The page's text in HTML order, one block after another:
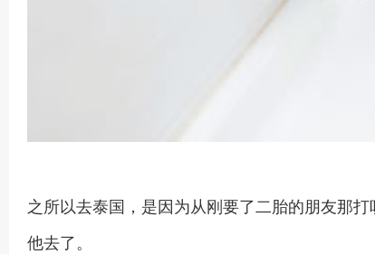
之所以去泰国，是因为从刚要了二胎的朋友那
他去了。